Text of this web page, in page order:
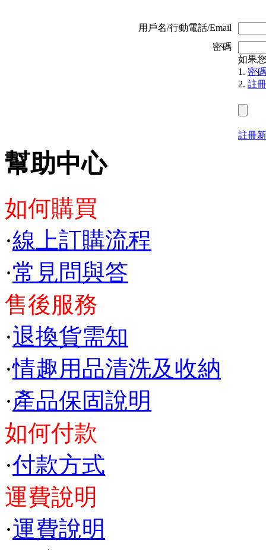
用戶名/行動電話/Email
密碼
如果
1. 密
2. 註
註冊
幫助中心
如何購買
·線上訂購流程
·常見問與答
售後服務
·退換貨需知
·情趣用品清洗及收納
·產品保固說明
如何付款
·付款方式
運費說明
·運費說明